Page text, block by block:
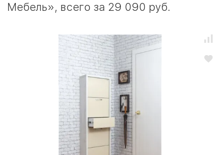
Мебель», всего за 29 090 руб.